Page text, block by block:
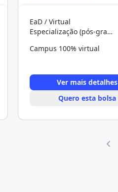
EaD / Virtual
Especialização (pós-graduação)
Campus 100% virtual
Ver mais detalhes
Quero esta bolsa